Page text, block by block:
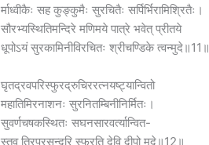
र्माध्वीकैः सह कुङ्कुमैः सुरचितैः सर्पिर्भिरामिश्रितैः।
सौरभ्यस्थितिमन्दिरे मणिमये पात्रे भवेत् प्रीतये
धूपोऽयं सुरकामिनीविरचितः श्रीचण्डिके त्वन्मुदे॥11॥
घृतद्रवपरिस्फुरद्रुचिररत्नयष्ट्यान्वितो
महातिमिरनाशनः सुरनितम्बिनीनिर्मितः।
सुवर्णचषकस्थितः सघनसारवर्त्यान्वित-
स्तव त्रिपुरसुन्दरि स्फुरति देवि दीपो मुदे॥12॥